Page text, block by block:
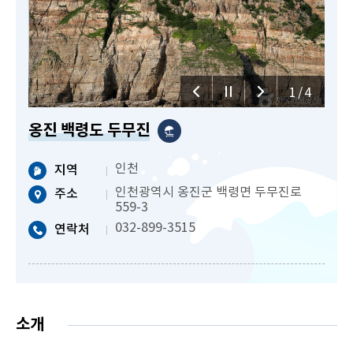
2/4
옹진 백령도 두무진
지역
인천
주소
인천광역시 옹진군 백령면 두무진로
559-3
연락처
032-899-3515
소개